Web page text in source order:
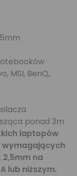
MSI, BenQ,
ponad 3m
laptopów
wymagających
na
lub niższym.